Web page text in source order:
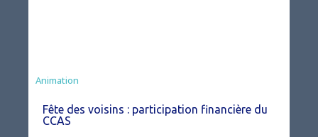
Animation
Fête des voisins : participation financière du
CCAS